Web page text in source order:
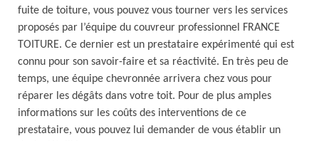
fuite de toiture, vous pouvez vous tourner vers les services
proposés par l’équipe du couvreur professionnel FRANCE
TOITURE. Ce dernier est un prestataire expérimenté qui est
connu pour son savoir-faire et sa réactivité. En très peu de
temps, une équipe chevronnée arrivera chez vous pour
réparer les dégâts dans votre toit. Pour de plus amples
informations sur les coûts des interventions de ce
prestataire, vous pouvez lui demander de vous établir un